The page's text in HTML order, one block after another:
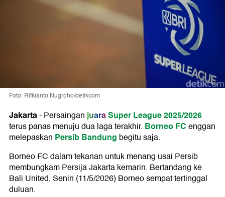
Foto: Rifkianto Nugroho/detikcom
Jakarta-PersainganjuaraSuper League 2025/2026
terus panas menuju dua laga terakhir. Borneo FCenggan
melepaskan Persib Bandung begitu saja.
Borneo FC dalam tekanan untuk menang usai Persib
membungkam Persija Jakarta kemarin. Bertandang ke
Bali United, Senin (11/5/2026) Borneo sempat tertinggal
duluan.